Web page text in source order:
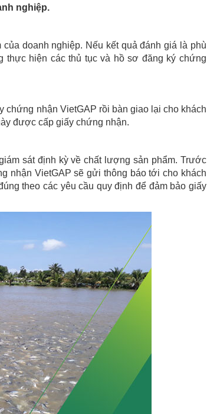
nghiệp.
doanh nghiệp. Nếu kết quả đánh giá là phù
thực hiện các thủ tục và hồ sơ đăng ký chứng
nhận VietGAP rồi bàn giao lại cho khách
được cấp giấy chứng nhận.
sát định kỳ về chất lượng sản phẩm. Trước
nhận VietGAP sẽ gửi thông báo tới cho khách
theo các yêu cầu quy định để đảm bảo giấy